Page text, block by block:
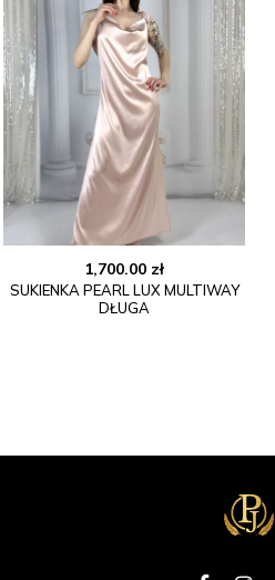
1,700.00 zł
SUKIENKA PEARL LUX MULTIWAY
DŁUGA